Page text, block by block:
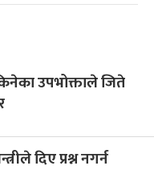
उपभोक्ताले जिते
दिए प्रश्न नगर्न